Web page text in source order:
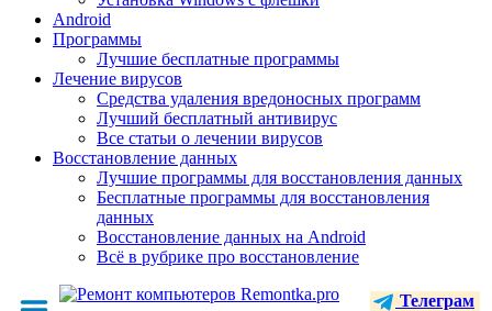
Android
Программы
Лучшие бесплатные программы
Лечение вирусов
Средства удаления вредоносных программ
Лучший бесплатный антивирус
Все статьи о лечении вирусов
Восстановление данных
Лучшие программы для восстановления данных
Бесплатные программы для восстановления
данных
Восстановление данных на Android
Всё в рубрике про восстановление
Телеграм